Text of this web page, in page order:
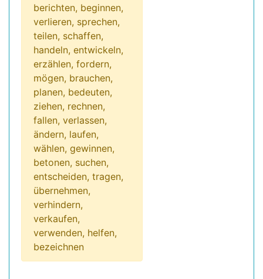
berichten, beginnen,
verlieren, sprechen,
teilen, schaffen,
handeln, entwickeln,
erzählen, fordern,
mögen, brauchen,
planen, bedeuten,
ziehen, rechnen,
fallen, verlassen,
ändern, laufen,
wählen, gewinnen,
betonen, suchen,
entscheiden, tragen,
übernehmen,
verhindern,
verkaufen,
verwenden, helfen,
bezeichnen